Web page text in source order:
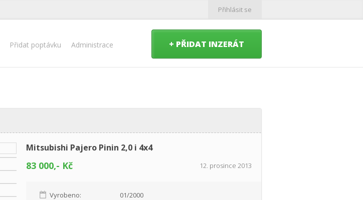
Přihlásit se
Přidat poptávku Administrace + PŘIDAT INZERÁT
Mitsubishi Pajero Pinin 2,0 i 4x4
83 000,- Kč 12. prosince 2013
Vyrobeno:
01/2000